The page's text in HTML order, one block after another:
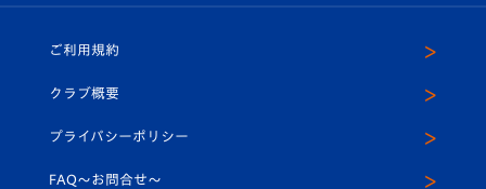
ホームタウン
平和祈念活動
U-18
スクール
ヴィヴィくんインスタグラム
公式LINE＠
ご利用規約
クラブ概要
プライバシーポリシー
FAQ〜お問合せ〜